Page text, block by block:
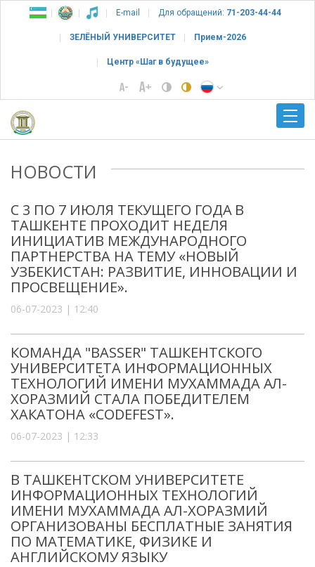
E-mail Для обращений: 71-203-44-44
ЗЕЛЁНЫЙ УНИВЕРСИТЕТ Прием-2026
Центр «Шаг в будущее»
НОВОСТИ
С 3 ПО 7 ИЮЛЯ ТЕКУЩЕГО ГОДА В
ТАШКЕНТЕ ПРОХОДИТ НЕДЕЛЯ
ИНИЦИАТИВ МЕЖДУНАРОДНОГО
ПАРТНЕРСТВА НА ТЕМУ «НОВЫЙ
УЗБЕКИСТАН: РАЗВИТИЕ, ИННОВАЦИИ И
ПРОСВЕЩЕНИЕ».
06-07-2023 | 12:40
КОМАНДА "BASSER" ТАШКЕНТСКОГО
УНИВЕРСИТЕТА ИНФОРМАЦИОННЫХ
ТЕХНОЛОГИЙ ИМЕНИ МУХАММАДА АЛ-
ХОРАЗМИЙ СТАЛА ПОБЕДИТЕЛЕМ
ХАКАТОНА «CODEFEST».
06-07-2023 | 12:33
В ТАШКЕНТСКОМ УНИВЕРСИТЕТЕ
ИНФОРМАЦИОННЫХ ТЕХНОЛОГИЙ
ИМЕНИ МУХАММАДА АЛ-ХОРАЗМИЙ
ОРГАНИЗОВАНЫ БЕСПЛАТНЫЕ ЗАНЯТИЯ
ПО МАТЕМАТИКЕ, ФИЗИКЕ И
АНГЛИЙСКОМУ ЯЗЫКУ